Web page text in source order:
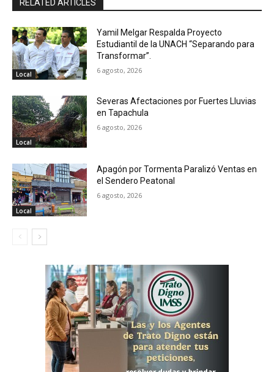
RELATED ARTICLES
Local
Yamil Melgar Respalda Proyecto
Estudiantil de la UNACH “Separando para
Transformar”.
6 agosto, 2026
Local
Severas Afectaciones por Fuertes Lluvias
en Tapachula
6 agosto, 2026
Local
Apagón por Tormenta Paralizó Ventas en
el Sendero Peatonal
6 agosto, 2026